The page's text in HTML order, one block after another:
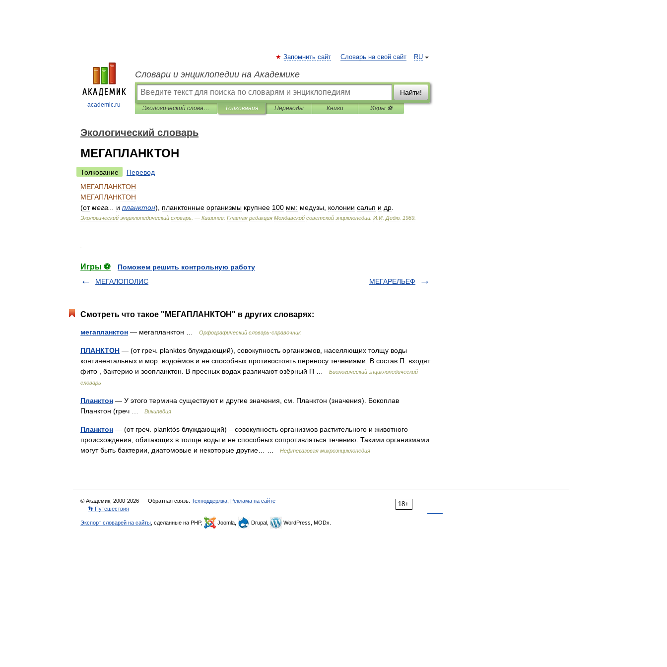
academic.ru
RU
Запомнить сайт Словарь на свой сайт
Словари и энциклопедии на Академике
Найти!
Экологический словарь Толкования Переводы Книги Игры ⚽
Экологический словарь
МЕГАПЛАНКТОН
Толкование
Перевод
МЕГАПЛАНКТОН
МЕГАПЛАНКТОН
(от мега и планктон), планктонные организмы крупнее 100 мм: медузы колонии сальп и др
Экологический энциклопедический словарь . — Кишинев: Главная редакция Молдавской советской энциклопедии И И Дедю 1989
Игры ⚽
Поможем решить контрольную работу
МЕГАЛОПОЛИС
МЕГАРЕЛЬЕФ
Смотреть что такое "МЕГАПЛАНКТОН" в других словарях:
мегапланктон — мегапланктон … Орфографический словарь-справочник
ПЛАНКТОН — (от греч. planktos блуждающий), совокупность организмов, населяющих толщу воды
континентальных и мор. водоёмов и не способных противостоять переносу течениями. В состав П. входят
фито , бактерио и зоопланктон. В пресных водах различают озёрный П …
Биологический энциклопедический
словарь
Планктон — У этого термина существуют и другие значения, см. Планктон (значения). Бокоплав
Планктон (греч …
Википедия
Планктон — (от греч. planktós блуждающий) – совокупность организмов растительного и животного
происхождения, обитающих в толще воды и не способных сопротивляться течению. Такими организмами
могут быть бактерии, диатомовые и некоторые другие… …
Нефтегазовая микроэнциклопедия
18+
© Академик, 2000-2026 Обратная связь: Техподдержка Реклама на сайте
👣 Путешествия
Экспорт словарей на сайты , сделанные на PHP, Joomla, Drupal, WordPress, MODx.